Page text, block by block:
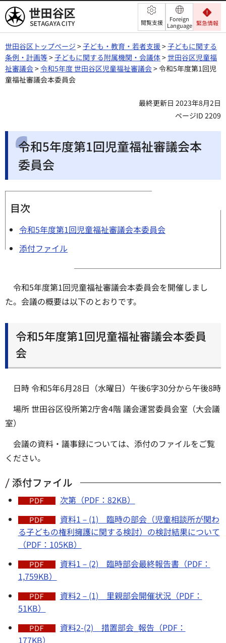
世田谷区 閲覧支援
Foreign
Language 緊急情報
世田谷区トップページ >子ども・教育・若者支援>子どもに関する
条例・計画等>子どもに関する附属機関・会議体>世田谷区児童福
祉審議会>令和5年度 世田谷区児童福祉審議会> 令和5年度第1回児
童福祉審議会本委員会
最終更新日 2023年8月2日
ページID 2209
令和5年度第1回児童福祉審議会本
委員会
目次
令和5年度第1回児童福祉審議会本委員会
添付ファイル
令和5年度第1回児童福祉審議会本委員会を開催しまし
た。会議の概要は以下のとおりです。
令和5年度第1回児童福祉審議会本委員
会
日時 令和5年6月28日（水曜日）午後6字30分から午後8時
場所 世田谷区役所第2庁舎4階 議会運営委員会室（大会議
室）
会議の資料・議事録については、添付のファイルをご覧
ください。
添付ファイル
次第（PDF：82KB）
資料1－(1) 臨時の部会（児童相談所が関わ
る子どもの権利擁護に関する検討）の検討結果について
（PDF：105KB）
資料1－(2) 臨時部会最終報告書（PDF：
1,759KB）
資料2－(1) 里親部会開催状況（PDF：
51KB）
資料2-(2) 措置部会_報告（PDF：
177KB）